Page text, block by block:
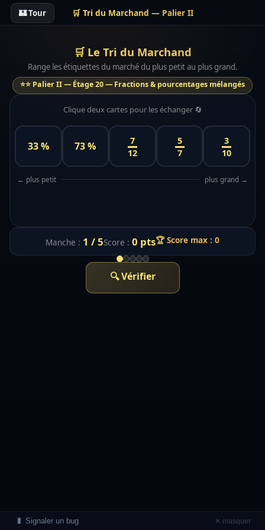
🏰 Tour 🛒 Tri du Marchand — Palier II
🛒 Le Tri du Marchand
Range les étiquettes du marché du plus petit au plus grand.
⭐⭐ Palier II — Étage 20 — Fractions & pourcentages mélangés
Clique deux cartes pour les échanger 🔄
33 % 73 %
7
12
5
7
3
10
← plus petit plus grand →
Manche : 1 / 5Score : 0 pts🏆 Score max : 0
🔍 Vérifier
🔄 Rejouer
🐛 Signaler un bug ✕ masquer